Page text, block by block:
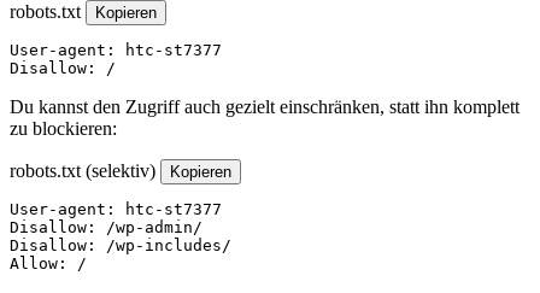
robots.txt Kopieren
User-agent: htc-st7377
Disallow: /
Du kannst den Zugriff auch gezielt einschränken, statt ihn komplett
zu blockieren:
robots.txt (selektiv) Kopieren
User-agent: htc-st7377
Disallow: /wp-admin/
Disallow: /wp-includes/
Allow: /